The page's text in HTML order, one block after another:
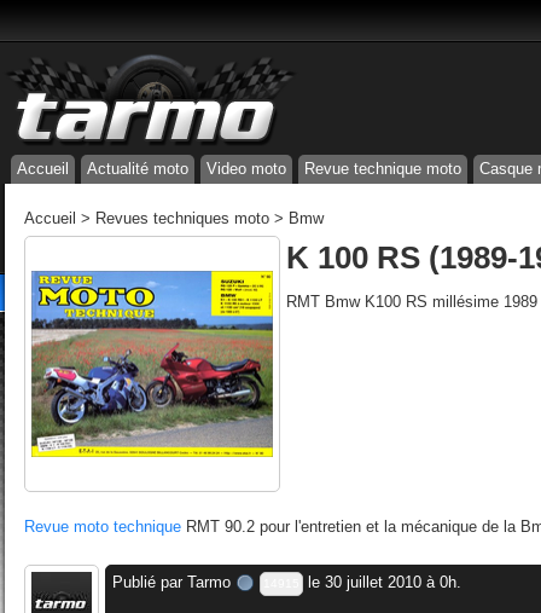
Accueil Actualité moto Video moto Revue technique moto Casque
Accueil > Revues techniques moto > Bmw
K 100 RS (1989-
RMT Bmw K100 RS millésime 1989
Revue moto technique RMT 90.2 pour l'entretien et la mécanique de la
Publié par Tarmo le 30 juillet 2010 à 0h.